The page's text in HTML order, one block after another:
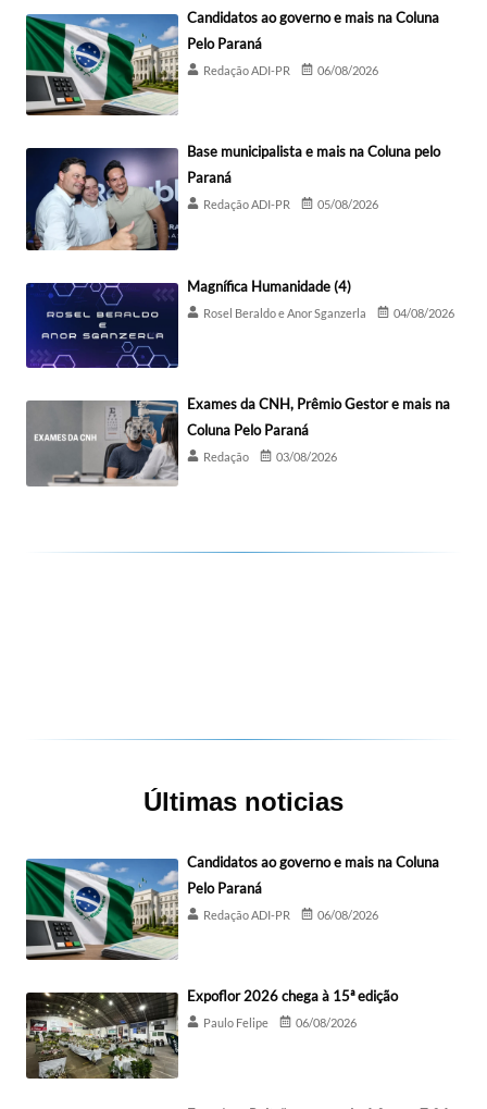
Candidatos ao governo e mais na Coluna
Pelo Paraná
Redação ADI-PR 06/08/2026
Base municipalista e mais na Coluna pelo
Paraná
Redação ADI-PR 05/08/2026
Magnífica Humanidade (4)
Rosel Beraldo e Anor Sganzerla 04/08/2026
Exames da CNH, Prêmio Gestor e mais na
Coluna Pelo Paraná
Redação 03/08/2026
Últimas noticias
Candidatos ao governo e mais na Coluna
Pelo Paraná
Redação ADI-PR 06/08/2026
Expoflor 2026 chega à 15ª edição
Paulo Felipe 06/08/2026